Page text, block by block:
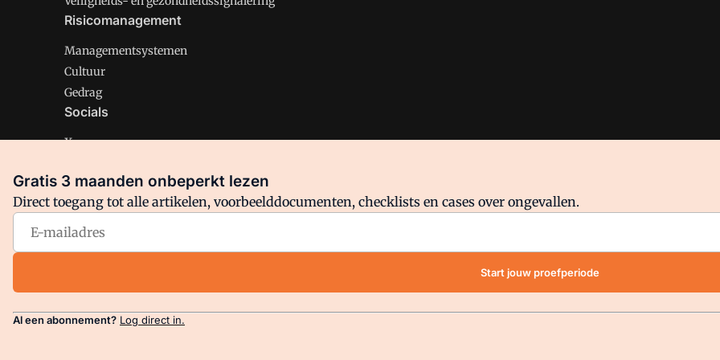
Risicomanagement
Managementsystemen
Cultuur
Gedrag
Socials
X
Facebook
Arbo is onderdeel van VMN media. Lees inons manifestwaar VMN media voor staat. Op gebruik van deze site zijn de
Gratis 3 maanden onbeperkt lezen
Direct toegang tot alle artikelen, voorbeelddocumenten, checklists en cases over ongevallen.
Start jouw proefperiode
Al een abonnement? Log direct in.